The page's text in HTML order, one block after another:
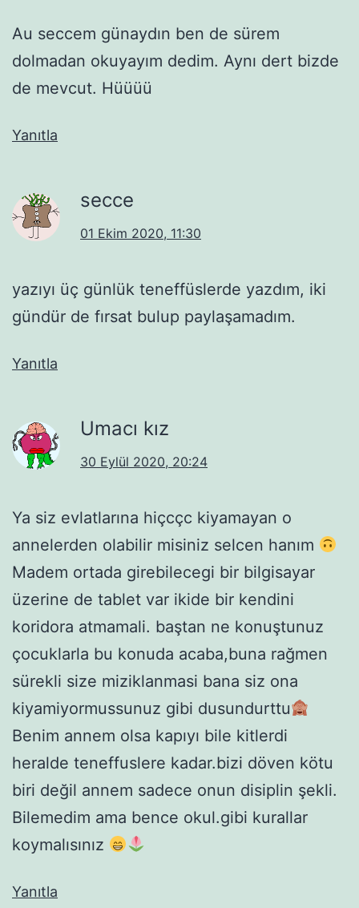
Au seccem günaydın ben de sürem
dolmadan okuyayım dedim. Aynı dert bizde
de mevcut. Hüüüü
Yanıtla
secce
01 Ekim 2020, 11:30
yazıyı üç günlük teneffüslerde yazdım, iki
gündür de fırsat bulup paylaşamadım.
Yanıtla
Umacı kız
30 Eylül 2020, 20:24
Ya siz evlatlarına hiçcçc kiyamayan o
annelerden olabilir misiniz selcen hanım
Madem ortada girebilecegi bir bilgisayar
üzerine de tablet var ikide bir kendini
koridora atmamali. baştan ne konuştunuz
çocuklarla bu konuda acaba,buna rağmen
sürekli size miziklanmasi bana siz ona
kiyamiyormussunuz gibi dusundurttu
Benim annem olsa kapıyı bile kitlerdi
heralde teneffuslere kadar.bizi döven kötu
biri değil annem sadece onun disiplin şekli.
Bilemedim ama bence okul.gibi kurallar
koymalısınız
Yanıtla